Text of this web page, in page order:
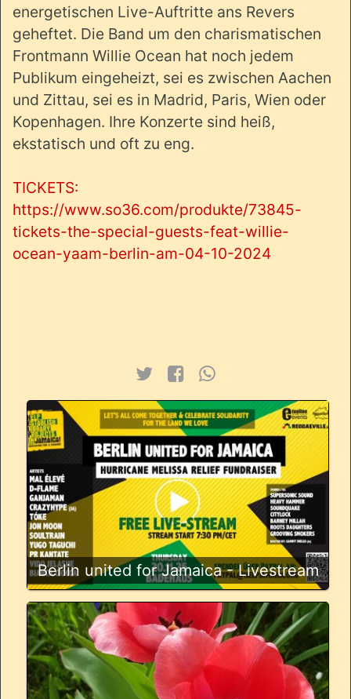
energetischen Live-Auftritte ans Revers
geheftet. Die Band um den charismatischen
Frontmann Willie Ocean hat noch jedem
Publikum eingeheizt, sei es zwischen Aachen
und Zittau, sei es in Madrid, Paris, Wien oder
Kopenhagen. Ihre Konzerte sind heiß,
ekstatisch und oft zu eng.
TICKETS:
https://www.so36.com/produkte/73845-
tickets-the-special-guests-feat-willie-
ocean-yaam-berlin-am-04-10-2024
Berlin united for Jamaica - Livestream